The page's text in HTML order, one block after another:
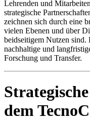
Lehrenden und
strategische
zeichnen sich durch eine
vielen Ebenen und über
beidseitigem Nutzen sind.
nachhaltige und
Forschung und Transfer.
dem